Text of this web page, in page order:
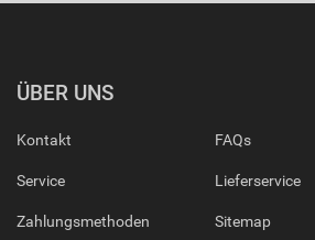
ÜBER UNS
Kontakt
Service
Zahlungsmethoden
FAQs
Lieferservice
Sitemap